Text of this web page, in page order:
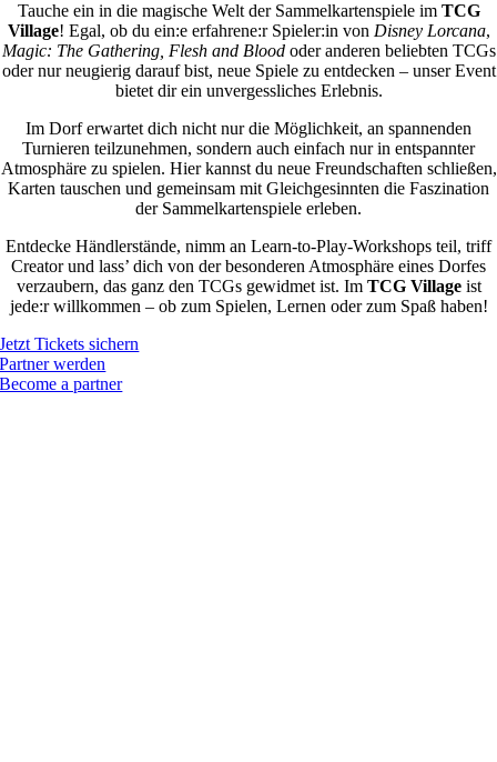
Tauche ein in die magische Welt der Sammelkartenspiele im TCG
Village! Egal, ob du ein:e erfahrene:r Spieler:in von Disney Lorcana,
Magic: The Gathering, Flesh and Bloododer anderen beliebten TCGs
oder nur neugierig darauf bist, neue Spiele zu entdecken – unser Event
bietet dir ein unvergessliches Erlebnis.
Im Dorf erwartet dich nicht nur die Möglichkeit, an spannenden
Turnieren teilzunehmen, sondern auch einfach nur in entspannter
Atmosphäre zu spielen. Hier kannst du neue Freundschaften schließen,
Karten tauschen und gemeinsam mit Gleichgesinnten die Faszination
der Sammelkartenspiele erleben.
Entdecke Händlerstände, nimm an Learn-to-Play-Workshops teil, triff
Creator und lass’ dich von der besonderen Atmosphäre eines Dorfes
verzaubern, das ganz den TCGs gewidmet ist. Im TCG Villageist
jede:r willkommen – ob zum Spielen, Lernen oder zum Spaß haben!
Jetzt Tickets sichern
Partner werden
Become a partner